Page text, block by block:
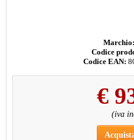
Marchio:
Codice
Codice EAN:
€
(iva